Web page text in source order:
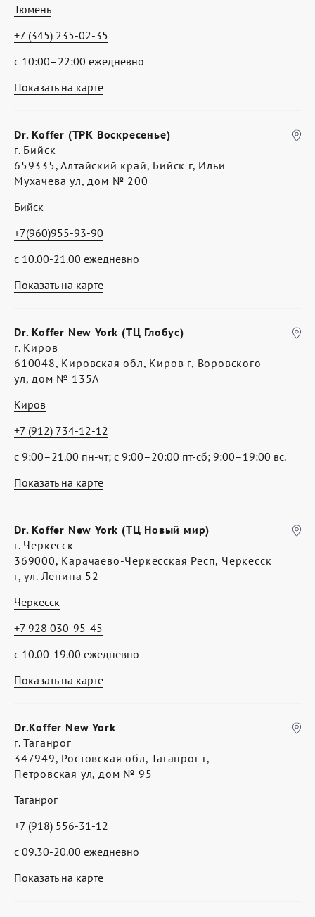
Показать на карте
Тюмень
с 10:00–22:00 ежедневно
+7 (345) 235-02-35
Показать на карте
Dr. Koffer (ТРК Воскресенье)
г. Бийск
659335, Алтайский край, Бийск г, Ильи
Мухачева ул, дом № 200
Бийск
с 10.00-21.00 ежедневно
+7(960)955-93-90
Показать на карте
Dr. Koffer New York (ТЦ Глобус)
г. Киров
610048, Кировская обл, Киров г, Воровского
ул, дом № 135А
Киров
с 9:00–21.00 пн-чт; с 9:00–20:00 пт-сб; 9:00–19:00 вс.
+7 (912) 734-12-12
Показать на карте
Dr. Koffer New York (ТЦ Новый мир)
г. Черкесск
369000, Карачаево-Черкесская Респ, Черкесск
г, ул. Ленина 52
Черкесск
с 10.00-19.00 ежедневно
+7 928 030-95-45
Показать на карте
Dr.Koffer New York
г. Таганрог
347949, Ростовская обл, Таганрог г,
Петровская ул, дом № 95
Таганрог
с 09.30-20.00 ежедневно
+7 (918) 556-31-12